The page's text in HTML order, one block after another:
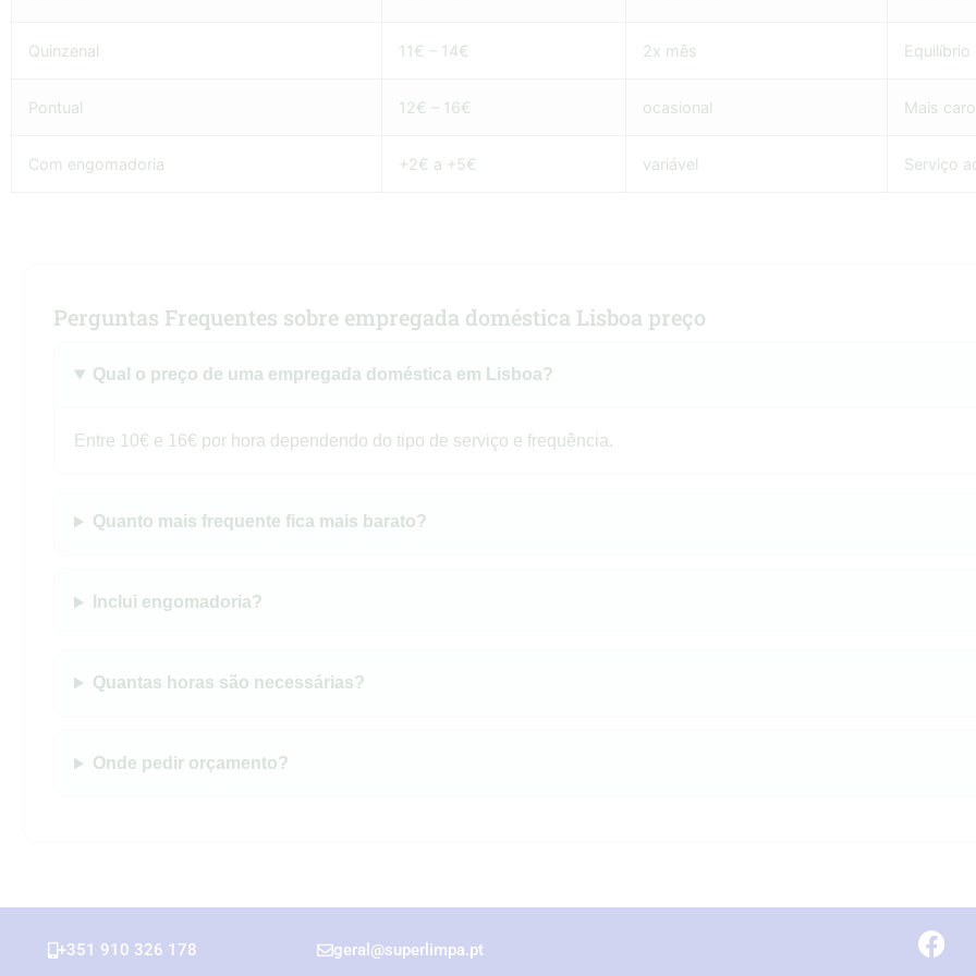
Quinzenal 11€ – 14€ 2x mês Equilíbrio
Pontual 12€ – 16€ ocasional Mais caro
Com engomadoria +2€ a +5€ variável Serviço
Perguntas Frequentes sobre empregada doméstica Lisboa preço
Qual o preço de uma empregada doméstica em Lisboa?
Entre 10€ e 16€ por hora dependendo do tipo de serviço e frequência.
Quanto mais frequente fica mais barato?
Inclui engomadoria?
Quantas horas são necessárias?
Onde pedir orçamento?
+351 910 326 178 geral@superlimpa.pt